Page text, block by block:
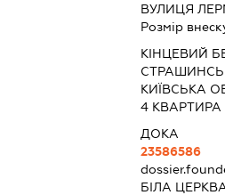
ВУЛИЦЯ
Розмір
КІНЦЕВИЙ
КИЇВСЬКА
4 КВАРТИРА
ДОКА
23586586
БІЛА